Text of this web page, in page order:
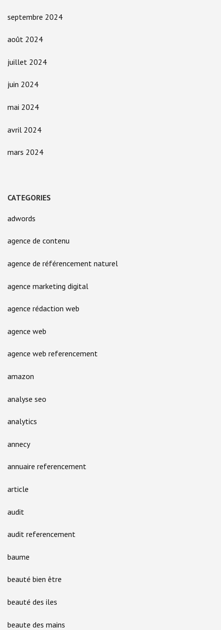
septembre 2024
août 2024
juillet 2024
juin 2024
mai 2024
avril 2024
mars 2024
CATEGORIES
adwords
agence de contenu
agence de référencement naturel
agence marketing digital
agence rédaction web
agence web
agence web referencement
amazon
analyse seo
analytics
annecy
annuaire referencement
article
audit
audit referencement
baume
beauté bien être
beauté des iles
beaute des mains